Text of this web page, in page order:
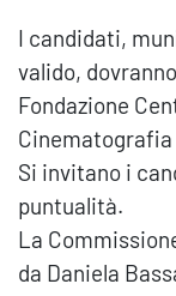
I candidati,
valido,
Fondazione
Cinematografia
Si invitano i
puntualità.
La
da Daniela